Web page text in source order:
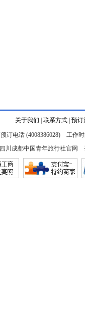
关于我们 联系方式| 预订
预订电话 (4008386028) 工作时
四川成都中国青年旅行社官网